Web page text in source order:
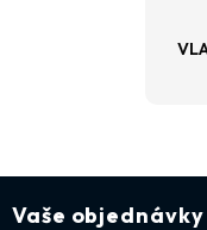
Vaše